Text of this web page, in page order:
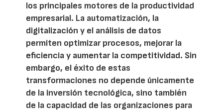
los principales motores de la productividad
empresarial. La automatización, la
digitalización y el análisis de datos
permiten optimizar procesos, mejorar la
eficiencia y aumentar la competitividad. Sin
embargo, el éxito de estas
transformaciones no depende únicamente
de la inversión tecnológica, sino también
de la capacidad de las organizaciones para